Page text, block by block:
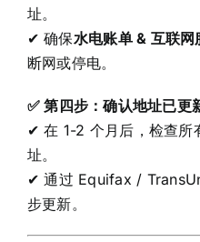
址。
✔ 确保水电账单 & 互联网
断网或停电。
✅ 第四步：确认地址已更
✔ 在 1-2 个月后，检查所
址。
✔ 通过 Equifax /
步更新。